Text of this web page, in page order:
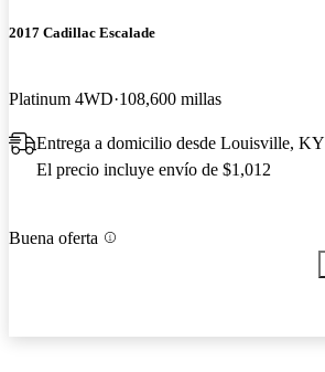
2017 Cadillac Escalade
Platinum 4WD 108,600 millas
Entrega a domicilio desde Louisville, KY
El precio incluye envío de $1,012
Buena oferta